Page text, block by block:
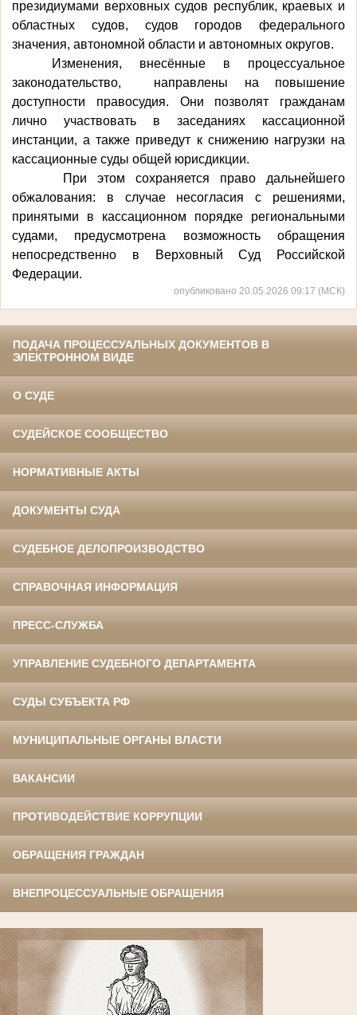
президиумами верховных судов республик, краевых и
областных судов, судов городов федерального
значения, автономной области и автономных округов.
Изменения, внесённые в процессуальное
законодательство, направлены на повышение
доступности правосудия. Они позволят гражданам
лично участвовать в заседаниях кассационной
инстанции, а также приведут к снижению нагрузки на
кассационные суды общей юрисдикции.
При этом сохраняется право дальнейшего
обжалования: в случае несогласия с решениями,
принятыми в кассационном порядке региональными
судами, предусмотрена возможность обращения
непосредственно в Верховный Суд Российской
Федерации.
опубликовано 20.05.2026 09:17 (МСК)
ПОДАЧА ПРОЦЕССУАЛЬНЫХ ДОКУМЕНТОВ В
ЭЛЕКТРОННОМ ВИДЕ
О СУДЕ
СУДЕЙСКОЕ СООБЩЕСТВО
НОРМАТИВНЫЕ АКТЫ
ДОКУМЕНТЫ СУДА
СУДЕБНОЕ ДЕЛОПРОИЗВОДСТВО
СПРАВОЧНАЯ ИНФОРМАЦИЯ
ПРЕСС-СЛУЖБА
УПРАВЛЕНИЕ СУДЕБНОГО ДЕПАРТАМЕНТА
СУДЫ СУБЪЕКТА РФ
МУНИЦИПАЛЬНЫЕ ОРГАНЫ ВЛАСТИ
ВАКАНСИИ
ПРОТИВОДЕЙСТВИЕ КОРРУПЦИИ
ОБРАЩЕНИЯ ГРАЖДАН
ВНЕПРОЦЕССУАЛЬНЫЕ ОБРАЩЕНИЯ